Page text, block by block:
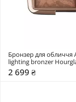
Бронзер для обличчя
lighting bronzer
2 699 ₴